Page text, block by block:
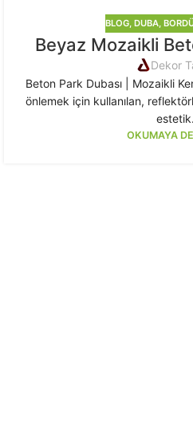
BLOG, DUBA,
Beyaz Mozaikli
Dekor
Beton Park Dubası | Mozaikli
önlemek için kullanılan,
OKUMAYA